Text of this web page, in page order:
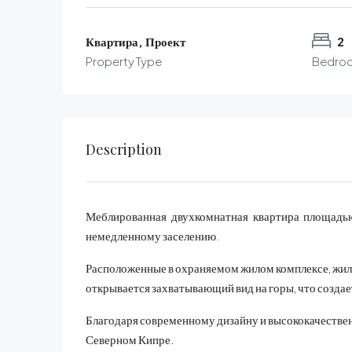
Квартира, Проект
Property Type
2
Description
Меблированная двухкомнатная квартира
немедленному заселению.
Расположенные в охраняемом жилом комплексе,
открывается захватывающий вид на горы, что
Благодаря современному дизайну и
Северном Кипре.